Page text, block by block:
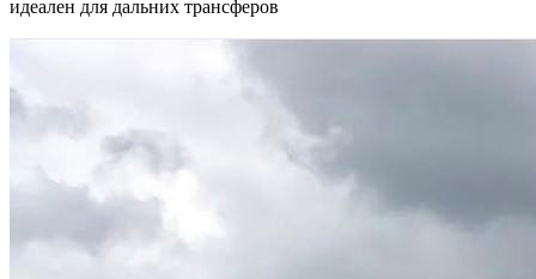
идеален для дальних трансферов